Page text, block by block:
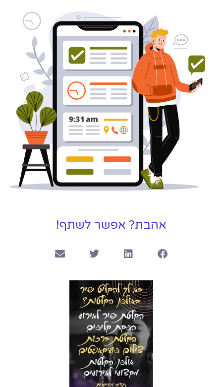
בעל/ת עסק? סוכנות ניהול מוניטין
לקידום, שיווק ופרסום באינטרנט
כאן עבורך!
לפרטים
אהבת? אפשר לשתף!